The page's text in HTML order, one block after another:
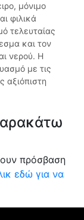
μόνιμο
φιλικά
τελευταίας
και τον
νερού. Η
με τις
αξιόπιστη
πρόσβαση
εδώ για να